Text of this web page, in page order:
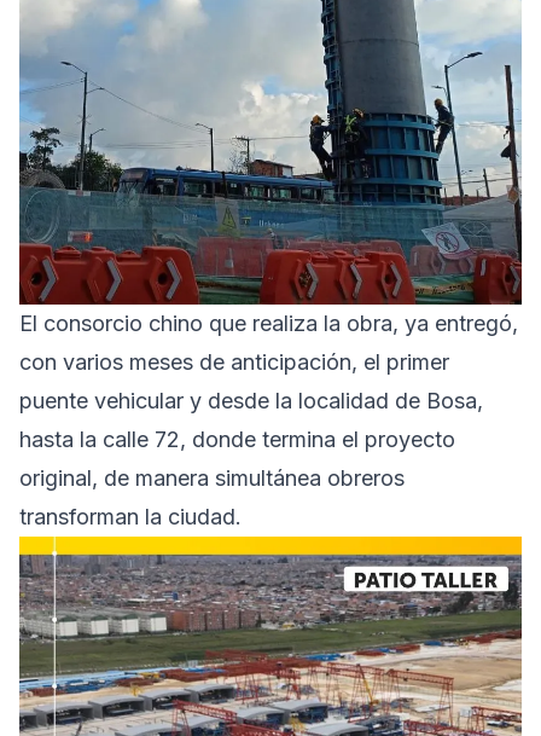
El consorcio chino que realiza la obra, ya entregó,
con varios meses de anticipación, el primer
puente vehicular y desde la localidad de Bosa,
hasta la calle 72, donde termina el proyecto
original, de manera simultánea obreros
transforman la ciudad.